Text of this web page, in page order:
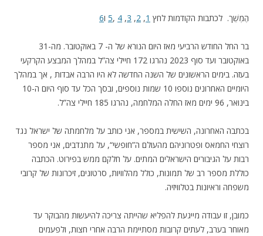
הֶמְשֵׁך. לכתבות הקודמות לחץ 1
,
2
,
3
,
4
,
5 ו6
בר החל החודש הרביעי מאז היום הנורא של ה- 7 באוקטובר. מה-31
באוקטובר ועד סוף 2023 נהרגו 172 חיילי צה”ל במהלך המבצע הקרקעי
בעזה. בימים הראשונים של השנה החדשה לא היו הרבה אבדות , אך במהלך
היומיים האחרונים נוספו 10 שמות נוספים, ובסך הכל עד סוף היום ה-10
בינואר, 96 ימים מאז החלה המלחמה, נהרגו 185 חיילי צה”ל.
בכתבה האחרונה, השישית במספר, אני כותב על מלחמתה של ישראל נגד
רוצחי החמאס ופטרוניהם מהעולם ה”חופשי“, על מתנדבים, אני מספר
רבות על הגיבורים הישראלים המתים. על חלקם ממש בפירוט. הכתבה
כוללת מספר רב של תמונות, כולל מהלוויות, סרטונים, זיכרונות של קרובי
משפחה וראיונות בטלוויזיה.
כמובן, זו עבודה מייגעת להפליא שהייתה צריכה להיעשות מהבוקר עד
מאוחר בערב, לעתים קרובות מסתיימת הרבה אחרי חצות, ולפעמים